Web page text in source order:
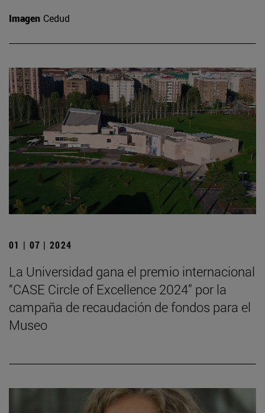
Imagen Cedud
01 | 07 | 2024
La Universidad gana el premio internacional
“CASE Circle of Excellence 2024” por la
campaña de recaudación de fondos para el
Museo